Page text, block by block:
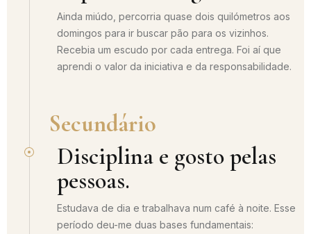
Ainda miúdo, percorria quase dois quilómetros aos
domingos para ir buscar pão para os vizinhos.
Recebia um escudo por cada entrega. Foi aí que
aprendi o valor da iniciativa e da responsabilidade.
Secundário
Disciplina e gosto pelas
pessoas.
Estudava de dia e trabalhava num café à noite. Esse
período deu-me duas bases fundamentais: